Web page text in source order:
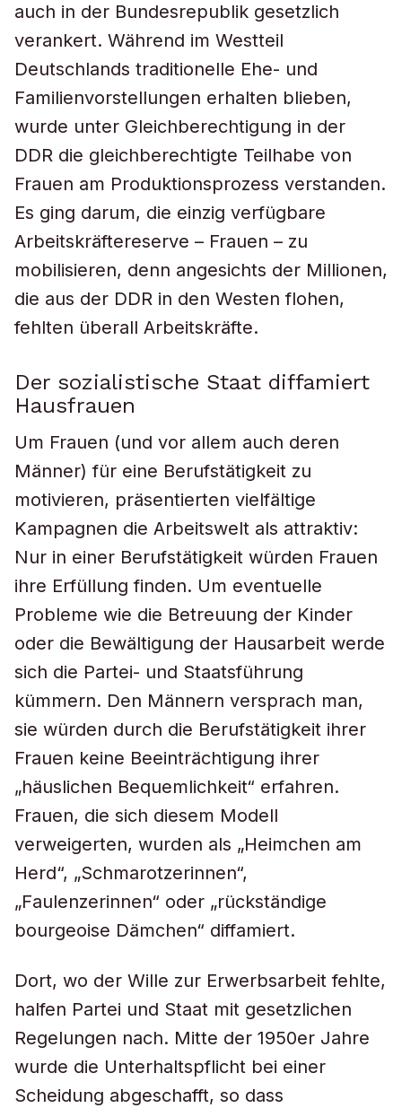
auch in der Bundesrepublik gesetzlich
verankert. Während im Westteil
Deutschlands traditionelle Ehe- und
Familienvorstellungen erhalten blieben,
wurde unter Gleichberechtigung in der
DDR die gleichberechtigte Teilhabe von
Frauen am Produktionsprozess verstanden.
Es ging darum, die einzig verfügbare
Arbeitskräftereserve – Frauen – zu
mobilisieren, denn angesichts der Millionen,
die aus der DDR in den Westen flohen,
fehlten überall Arbeitskräfte.
Der sozialistische Staat diffamiert
Hausfrauen
Um Frauen (und vor allem auch deren
Männer) für eine Berufstätigkeit zu
motivieren, präsentierten vielfältige
Kampagnen die Arbeitswelt als attraktiv:
Nur in einer Berufstätigkeit würden Frauen
ihre Erfüllung finden. Um eventuelle
Probleme wie die Betreuung der Kinder
oder die Bewältigung der Hausarbeit werde
sich die Partei- und Staatsführung
kümmern. Den Männern versprach man,
sie würden durch die Berufstätigkeit ihrer
Frauen keine Beeinträchtigung ihrer
„häuslichen Bequemlichkeit“ erfahren.
Frauen, die sich diesem Modell
verweigerten, wurden als „Heimchen am
Herd“, „Schmarotzerinnen“,
„Faulenzerinnen“ oder „rückständige
bourgeoise Dämchen“ diffamiert.
Dort, wo der Wille zur Erwerbsarbeit fehlte,
halfen Partei und Staat mit gesetzlichen
Regelungen nach. Mitte der 1950er Jahre
wurde die Unterhaltspflicht bei einer
Scheidung abgeschafft, so dass